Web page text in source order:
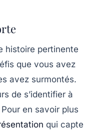
histoire pertinente
que vous avez
avez surmontés.
de s’identifier à
en savoir plus
qui capte